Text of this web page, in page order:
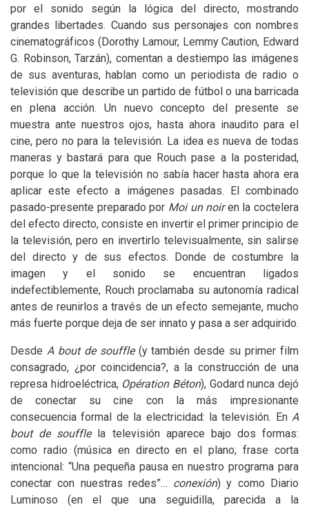
por el sonido según la lógica del directo, mostrando
grandes libertades. Cuando sus personajes con nombres
cinematográficos (Dorothy Lamour, Lemmy Caution, Edward
G. Robinson, Tarzán), comentan a destiempo las imágenes
de sus aventuras, hablan como un periodista de radio o
televisión que describe un partido de fútbol o una barricada
en plena acción. Un nuevo concepto del presente se
muestra ante nuestros ojos, hasta ahora inaudito para el
cine, pero no para la televisión. La idea es nueva de todas
maneras y bastará para que Rouch pase a la posteridad,
porque lo que la televisión no sabía hacer hasta ahora era
aplicar este efecto a imágenes pasadas. El combinado
pasado-presente preparado por Moi un noiren la coctelera
del efecto directo, consiste en invertir el primer principio de
la televisión, pero en invertirlo televisualmente, sin salirse
del directo y de sus efectos. Donde de costumbre la
imagen y el sonido se encuentran ligados
indefectiblemente, Rouch proclamaba su autonomía radical
antes de reunirlos a través de un efecto semejante, mucho
más fuerte porque deja de ser innato y pasa a ser adquirido.
Desde A bout de souffle (y también desde su primer film
consagrado, ¿por coincidencia?, a la construcción de una
represa hidroeléctrica, Opération Béton), Godard nunca dejó
de conectar su cine con la más impresionante
consecuencia formal de la electricidad: la televisión. En A
bout de soufflela televisión aparece bajo dos formas:
como radio (música en directo en el plano; frase corta
intencional: “Una pequeña pausa en nuestro programa para
conectar con nuestras redes”… conexión) y como Diario
Luminoso (en el que una seguidilla, parecida a la